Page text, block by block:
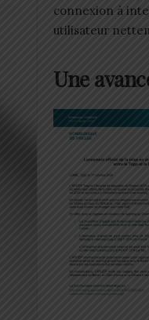
connexion à
utilisateur
Une